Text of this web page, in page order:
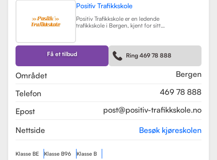
Positiv Trafikkskole
Positiv Trafikkskole er en ledende
trafikkskole i Bergen, kjent for sitt
føreropplæring for både bil,
tilhenger og moped, og har
spesialiserte kurs som trafikalt
grunnkurs og mørkekjøring. Les mer
Få et tilbud Ring 469 78 888
Området
Bergen
Telefon
469 78 888
Epost
post@positiv-trafikkskole.no
Nettside Besøk kjøreskolen
Klasse BE Klasse B96 Klasse B